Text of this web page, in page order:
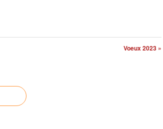
Voeux 2023 »